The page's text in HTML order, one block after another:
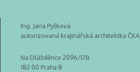
Ing. Jana Pyšková
autorizovaná krajinářská architektka ČKA
Na Dlážděnce 2096/17B
182 00 Praha 8